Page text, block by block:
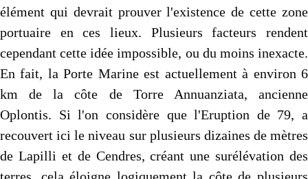
élément qui devrait prouver l'existence de cette zone
portuaire en ces lieux. Plusieurs facteurs rendent
cependant cette idée impossible, ou du moins inexacte.
En fait, la Porte Marine est actuellement à environ 6
km de la côte de Torre Annuanziata, ancienne
Oplontis. Si l'on considère que l'Eruption de 79, a
recouvert ici le niveau sur plusieurs dizaines de mètres
de Lapilli et de Cendres, créant une surélévation des